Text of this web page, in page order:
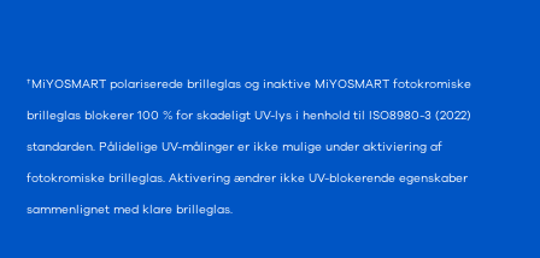
†MiYOSMART polariserede brilleglas og inaktive MiYOSMART fotokromiske
brilleglas blokerer 100 % for skadeligt UV-lys i henhold til ISO8980-3 (2022)
standarden. Pålidelige UV-målinger er ikke mulige under aktiviering af
fotokromiske brilleglas. Aktivering ændrer ikke UV-blokerende egenskaber
sammenlignet med klare brilleglas.